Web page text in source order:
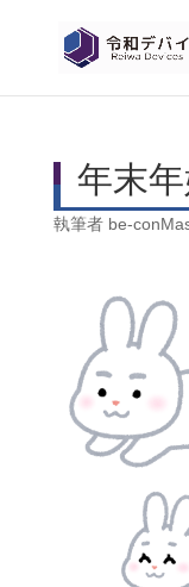
年末
執筆者 be-